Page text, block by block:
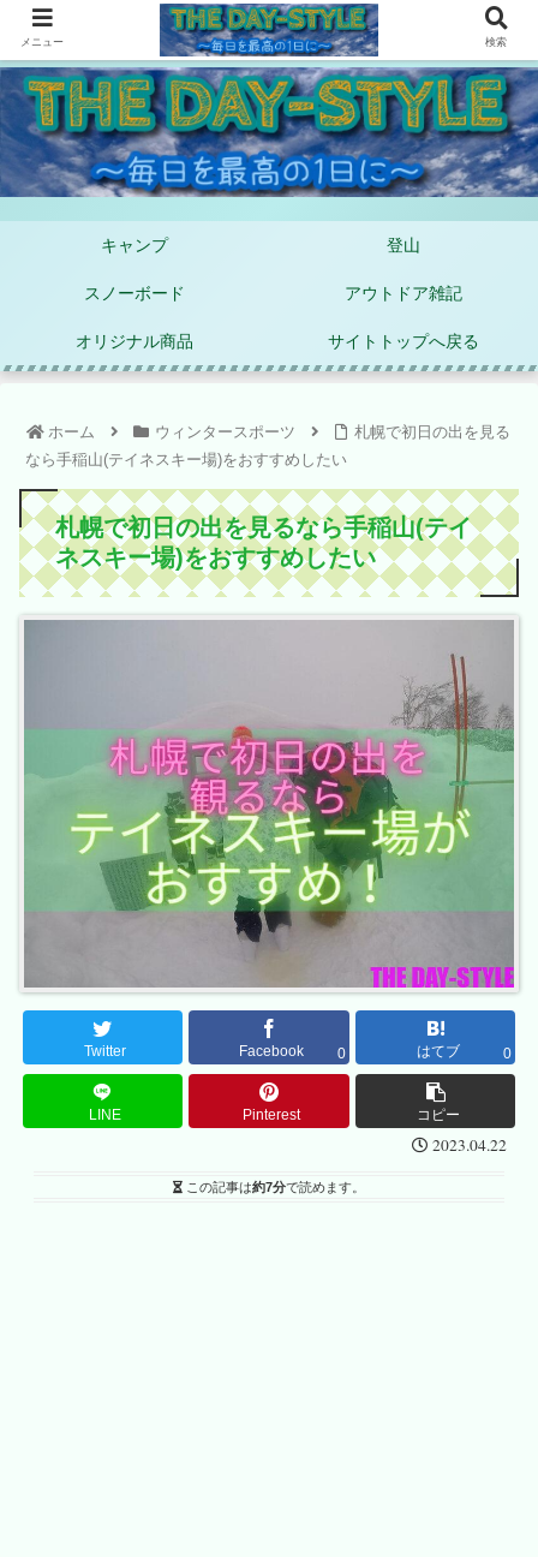
キャンプ 登山
スノーボード アウトドア雑記
オリジナル商品 サイトトップへ戻る
ホーム ウィンタースポーツ
札幌で初日の出を見る
なら手稲山(テイネスキー場)をおすすめしたい
札幌で初日の出を見るなら手稲山(テイ
ネスキー場)をおすすめしたい
Twitter Facebook 0 はてブ 0
LINE Pinterest コピー
2023.04.22
この記事は約7分で読めます。
メニュー 検索